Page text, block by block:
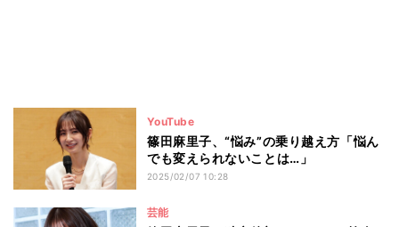
YouTube
篠田麻里子、“悩み”の乗り越え方「悩ん
でも変えられないことは…」
2025/02/07 10:28
芸能